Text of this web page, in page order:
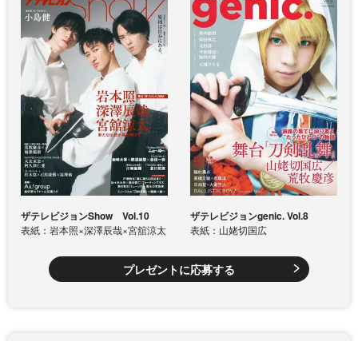
ザテレビジョンShow Vol.10
表紙：岩本照×深澤辰哉×宮舘涼太
ザテレビジョンgenic. Vol.8
表紙：山姥切国広
プレゼントに応募する